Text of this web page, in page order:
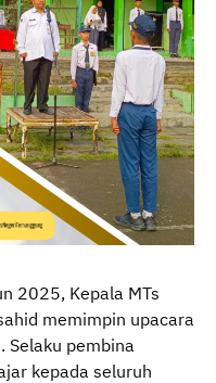
2025, Kepala MTs
memimpin upacara
Selaku pembina
kepada seluruh